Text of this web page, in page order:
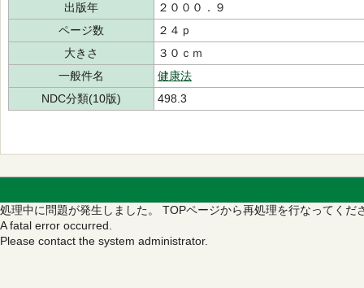
出版年
２０００．９
ページ数
２４ｐ
大きさ
３０ｃｍ
一般件名
健康法
NDC分類(10版)
498.3
処理中に問題が発生しました。 TOPページから再処理を行なってくだ
A fatal error occurred.
Please contact the system administrator.